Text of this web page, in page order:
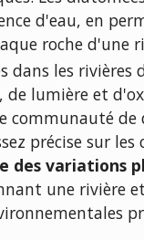
d'eau, en
roche
dans les rivières
de lumière et
de
précise sur
des variations
une rivière